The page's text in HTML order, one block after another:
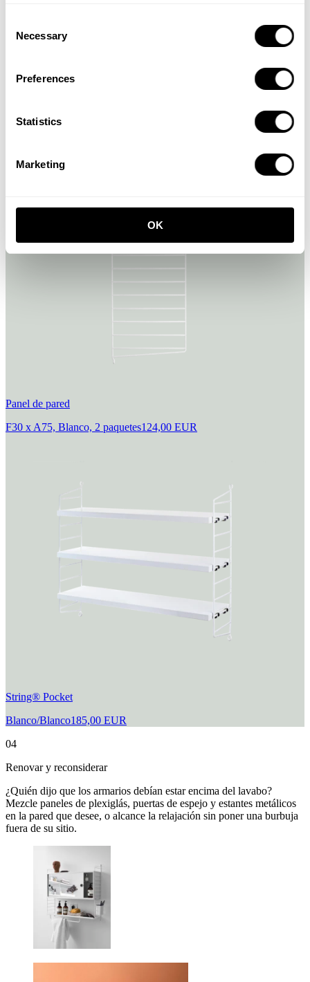
Selection
Necessary
Preferences
Statistics
Marketing
OK
Panel de pared
F30 x A75, Blanco, 2 paquetes124,00 EUR
String® Pocket
Blanco/Blanco185,00 EUR
04
Renovar y reconsiderar
¿Quién dijo que los armarios debían estar encima del lavabo?
Mezcle paneles de plexiglás, puertas de espejo y estantes metálicos
en la pared que desee, o alcance la relajación sin poner una burbuja
fuera de su sitio.